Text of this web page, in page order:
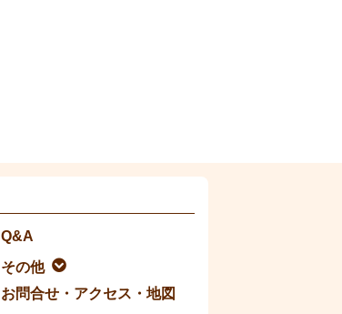
Q&A
その他
お問合せ・アクセス・地図